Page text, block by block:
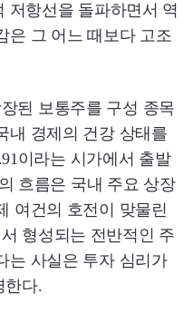
저항선을 돌파하면서 역
은 그 어느 때보다 고조
된 보통주를 구성 종목
내 경제의 건강 상태를
이라는 시가에서 출발
흐름은 국내 주요 상장
여건의 호전이 맞물린
형성되는 전반적인 주
는 사실은 투자 심리가
한다.